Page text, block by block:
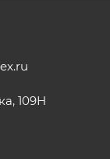
109Н